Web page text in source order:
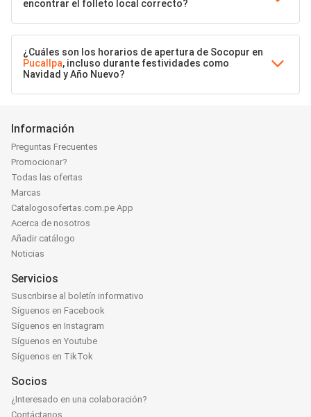
encontrar el folleto local correcto?
¿Cuáles son los horarios de apertura de Socopur en
Pucallpa, incluso durante festividades como
Navidad y Año Nuevo?
Información
Preguntas Frecuentes
Promocionar?
Todas las ofertas
Marcas
Catalogosofertas.com.pe App
Acerca de nosotros
Añadir catálogo
Noticias
Servicios
Suscribirse al boletín informativo
Síguenos en Facebook
Síguenos en Instagram
Síguenos en Youtube
Síguenos en TikTok
Socios
¿Interesado en una colaboración?
Contáctanos